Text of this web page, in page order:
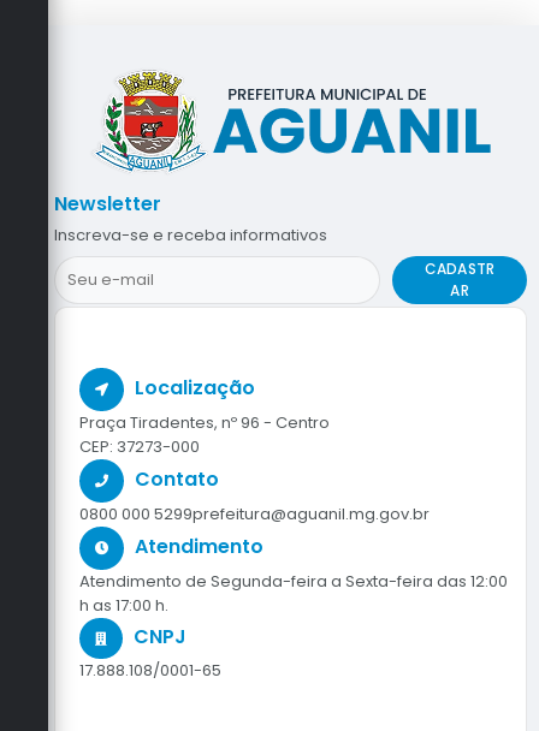
Localização
Praça Tiradentes, nº 96 - Centro
CEP: 37273-000
Contato
0800 000 5299prefeitura@aguanil.mg.gov.br
Atendimento
Atendimento de Segunda-feira a Sexta-feira das 12:00
h as 17:00 h.
CNPJ
17.888.108/0001-65
Newsletter
Inscreva-se e receba informativos
CADASTR
AR